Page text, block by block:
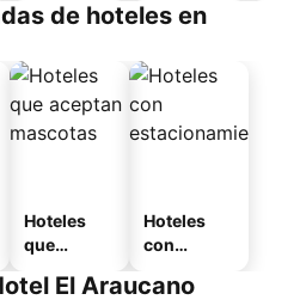
o
de hoteles en
Hoteles
que
mascotas
Hoteles
con
miento
El Araucano